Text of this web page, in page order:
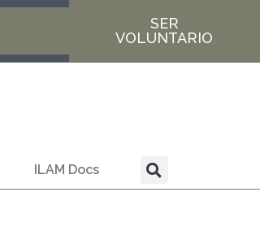
SER
VOLUNTARIO
ILAM Docs